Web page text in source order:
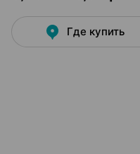
Где купить